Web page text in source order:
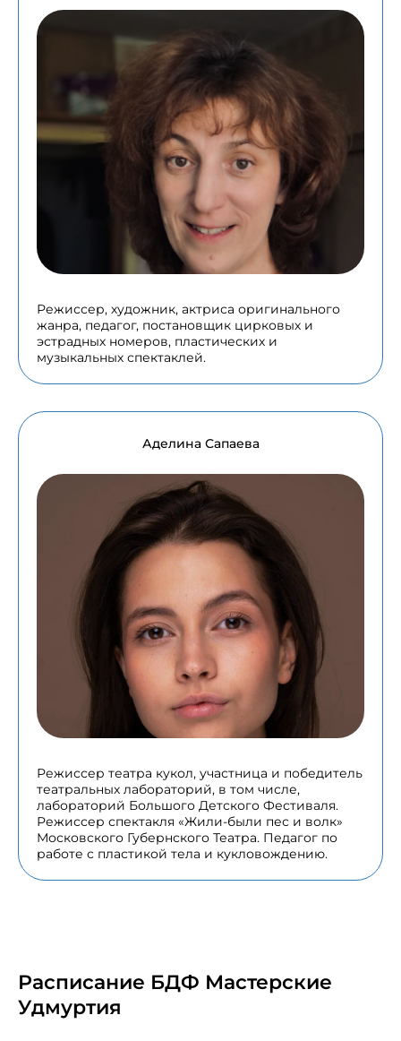
Режиссер, художник, актриса оригинального
жанра, педагог, постановщик цирковых и
эстрадных номеров, пластических и
музыкальных спектаклей.
Аделина Сапаева
Режиссер театра кукол, участница и победитель
театральных лабораторий, в том числе,
лабораторий Большого Детского Фестиваля.
Режиссер спектакля «Жили-были пес и волк»
Московского Губернского Театра. Педагог по
работе с пластикой тела и кукловождению.
Расписание БДФ Мастерские
Удмуртия